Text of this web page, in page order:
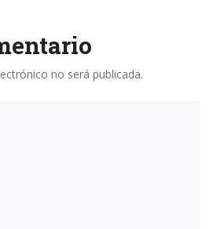
no será publicada.